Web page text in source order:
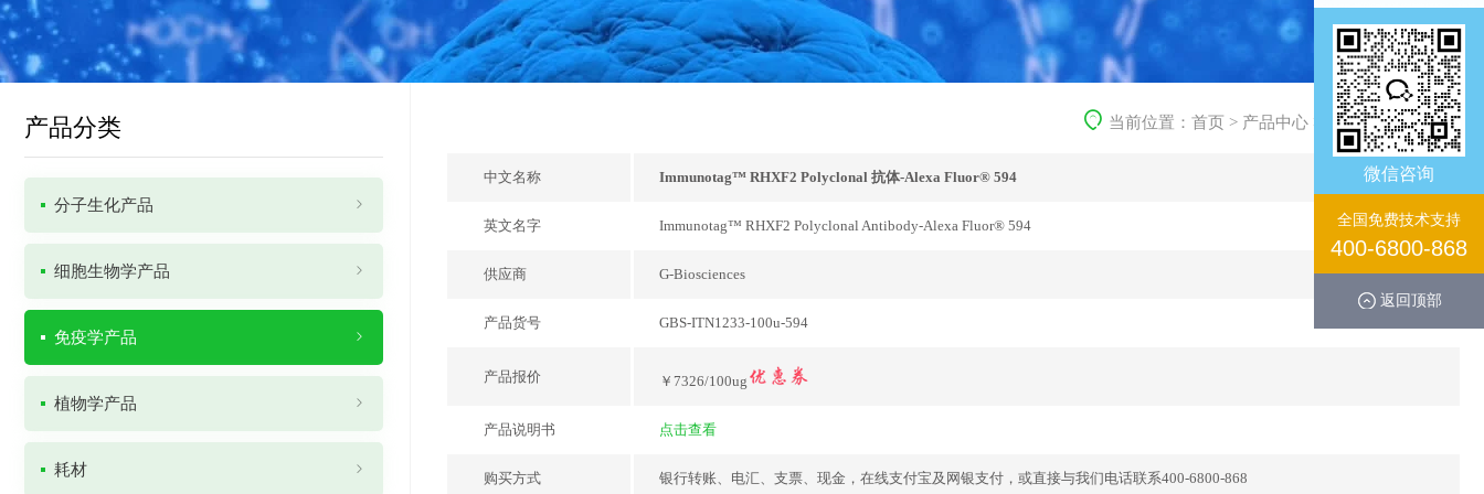
当前位置： 首页 > 产品中心 免疫学产品>一抗
中文名称 Immunotag™ RHXF2 Polyclonal 抗体-Alexa Fluor® 594
英文名字 Immunotag™ RHXF2 Polyclonal Antibody-Alexa Fluor® 594
供应商 G-Biosciences
产品货号 GBS-ITN1233-100u-594
产品报价 ￥7326/100ug
产品说明书 点击查看
购买方式 银行转账、电汇、支票、现金，在线支付宝及网银支付，或直接与我们电话联系400-6800-868
产品分类
分子生化产品
细胞生物学产品
免疫学产品
植物学产品
耗材
微信咨询
全国免费技术支持
400-6800-868
返回顶部